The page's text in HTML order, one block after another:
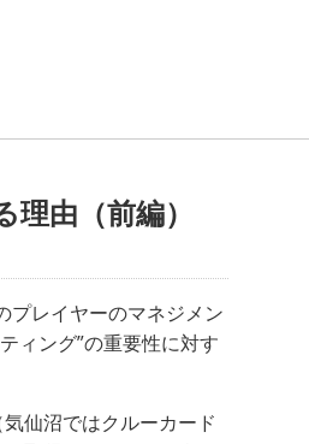
由（前編）
プレイヤーのマネジメン
ィング”の重要性に対す
仙沼ではクルーカード